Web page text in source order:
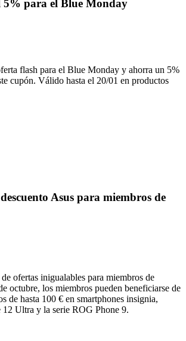
5% para el Blue Monday
flash para el Blue Monday y ahorra un 5%
cupón. Válido hasta el 20/01 en productos
Asus para miembros de
ofertas inigualables para miembros de
octubre, los miembros pueden beneficiarse de
de hasta 100 € en smartphones insignia,
Ultra y la serie ROG Phone 9.